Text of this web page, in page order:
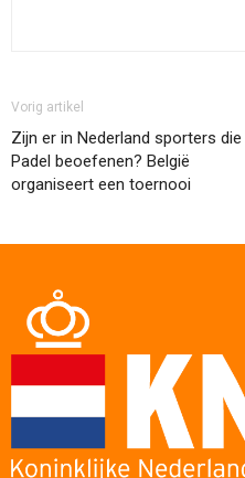
Vorig artikel
Zijn er in Nederland sporters die
Padel beoefenen? België
organiseert een toernooi